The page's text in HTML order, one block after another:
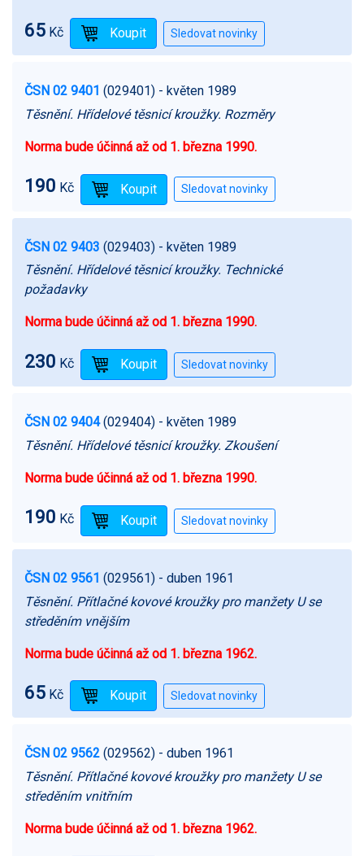
65 Kč
ČSN 02 9401 (029401) - květen 1989
Těsnění. Hřídelové těsnicí kroužky. Rozměry
Norma bude účinná až od 1. března 1990.
190 Kč
ČSN 02 9403 (029403) - květen 1989
Těsnění. Hřídelové těsnicí kroužky. Technické
požadavky
Norma bude účinná až od 1. března 1990.
230 Kč
ČSN 02 9404(029404) - květen 1989
Těsnění. Hřídelové těsnicí kroužky. Zkoušení
Norma bude účinná až od 1. března 1990.
190 Kč
ČSN 02 9561 (029561) - duben 1961
Těsnění. Přítlačné kovové kroužky pro manžety U se
středěním vnějším
Norma bude účinná až od 1. března 1962.
65 Kč
ČSN 02 9562 (029562) - duben 1961
Těsnění. Přítlačné kovové kroužky pro manžety U se
středěním vnitřním
Norma bude účinná až od 1. března 1962.